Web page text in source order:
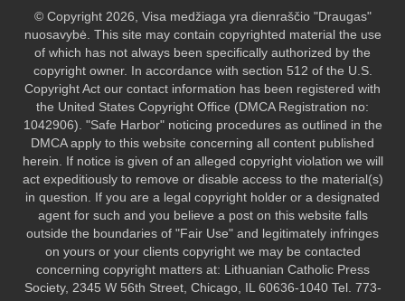
© Copyright 2026, Visa medžiaga yra dienraščio "Draugas"
nuosavybė. This site may contain copyrighted material the use
of which has not always been specifically authorized by the
copyright owner. In accordance with section 512 of the U.S.
Copyright Act our contact information has been registered with
the United States Copyright Office (DMCA Registration no:
1042906). "Safe Harbor" noticing procedures as outlined in the
DMCA apply to this website concerning all content published
herein. If notice is given of an alleged copyright violation we will
act expeditiously to remove or disable access to the material(s)
in question. If you are a legal copyright holder or a designated
agent for such and you believe a post on this website falls
outside the boundaries of "Fair Use" and legitimately infringes
on yours or your clients copyright we may be contacted
concerning copyright matters at: Lithuanian Catholic Press
Society, 2345 W 56th Street, Chicago, IL 60636-1040 Tel. 773-